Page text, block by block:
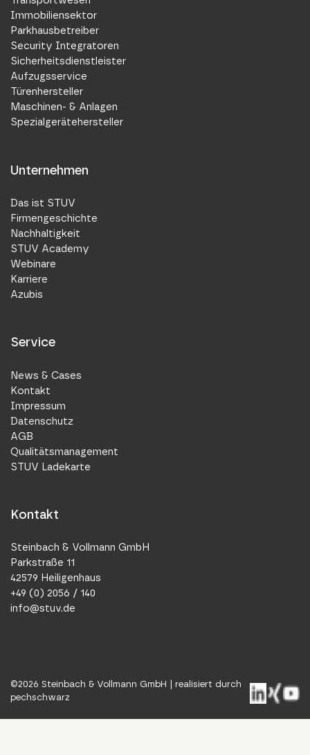
Immobiliensektor
Parkhausbetreiber
Security Integratoren
Sicherheitsdienstleister
Aufzugsservice
Türenhersteller
Maschinen- & Anlagen
Spezialgerätehersteller
Unternehmen
Das ist STUV
Firmengeschichte
Nachhaltigkeit
STUV Academy
Webinare
Karriere
Azubis
Service
News & Cases
Kontakt
Impressum
Datenschutz
AGB
Qualitätsmanagement
STUV Ladekarte
Kontakt
Steinbach & Vollmann GmbH
Parkstraße 11
42579 Heiligenhaus
+49 (0) 2056 / 140
info@stuv.de
©2026 Steinbach & Vollmann GmbH | realisiert durch
pechschwarz